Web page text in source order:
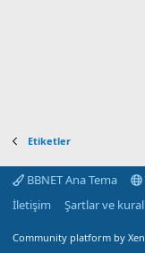
Etiketler
BBNET Ana Tema
İletişim
Şartlar ve
Community platform by